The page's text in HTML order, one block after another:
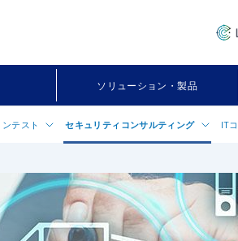
ソリューション・製品
テスト
ョンテストについて
ペネトレーションテスト
ペネトレーションテスト エク
セキュリティコンサルティング
セキュリティコンサルティングサー
グローバルセキュリティ実態アセス
CSIRT構築支援サービス
IT
ITコン
インフ
IT-BCP策